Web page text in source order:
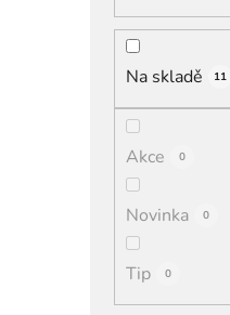
Na skladě 11
Akce 0
Novinka 0
Tip 0